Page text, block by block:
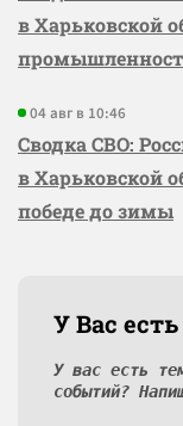
в Харьковской
04 авг в 10:46
Сводка СВО:
в Харьковской
победе до зимы
У Вас
У вас есть
событий?